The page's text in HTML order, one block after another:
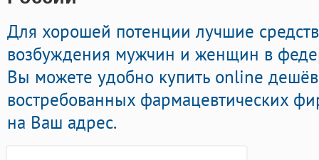
Для хорошей потенции лучшие
возбуждения мужчин и женщин в
Вы можете удобно купить online
востребованных фармацевтических
на Ваш адрес.